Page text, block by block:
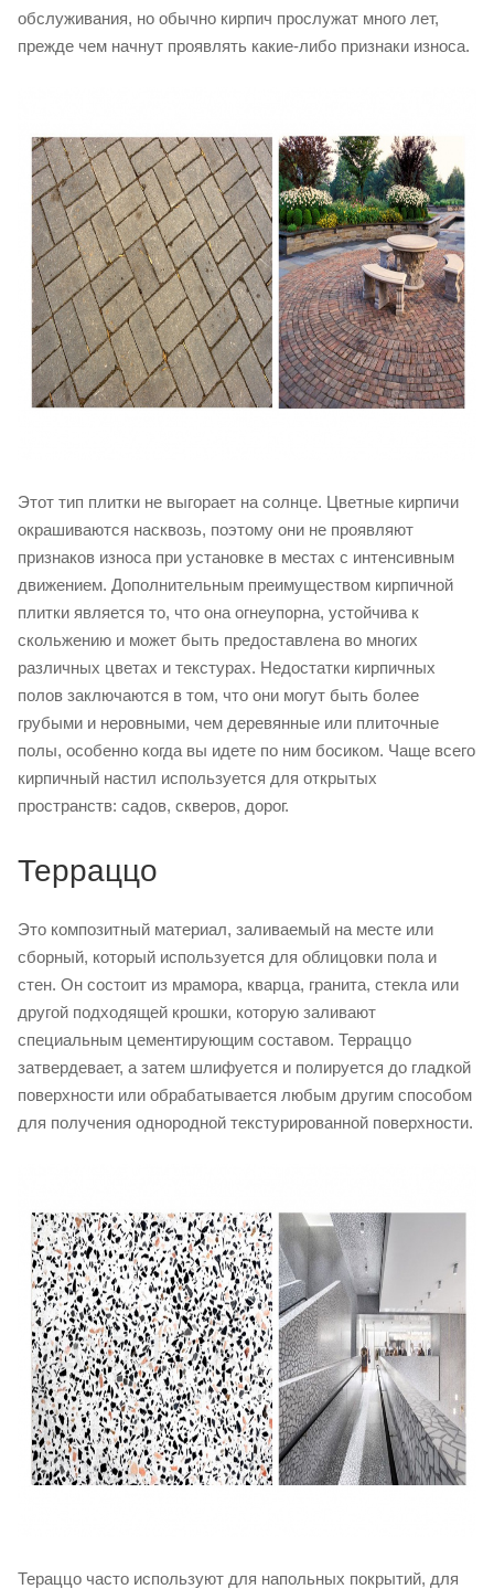
обслуживания, но обычно кирпич прослужат много лет,
прежде чем начнут проявлять какие-либо признаки износа.
Этот тип плитки не выгорает на солнце. Цветные кирпичи
окрашиваются насквозь, поэтому они не проявляют
признаков износа при установке в местах с интенсивным
движением. Дополнительным преимуществом кирпичной
плитки является то, что она огнеупорна, устойчива к
скольжению и может быть предоставлена во многих
различных цветах и текстурах. Недостатки кирпичных
полов заключаются в том, что они могут быть более
грубыми и неровными, чем деревянные или плиточные
полы, особенно когда вы идете по ним босиком. Чаще всего
кирпичный настил используется для открытых
пространств: садов, скверов, дорог.
Терраццо
Это композитный материал, заливаемый на месте или
сборный, который используется для облицовки пола и
стен. Он состоит из мрамора, кварца, гранита, стекла или
другой подходящей крошки, которую заливают
специальным цементирующим составом. Терраццо
затвердевает, а затем шлифуется и полируется до гладкой
поверхности или обрабатывается любым другим способом
для получения однородной текстурированной поверхности.
Тераццо часто используют для напольных покрытий, для